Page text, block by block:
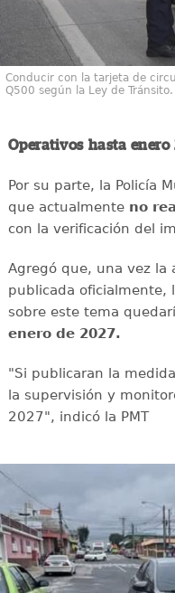
Conducir con la tarjeta de
Q500 según la Ley de Tránsito.
Operativos hasta enero
Por su parte, la Policía
que actualmente no
con la verificación del
Agregó que, una vez la
publicada oficialmente,
sobre este tema
enero de 2027.
"Si publicaran la
la supervisión y
2027", indicó la PMT